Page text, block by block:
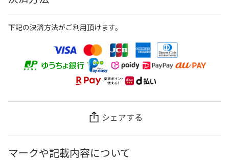
下記の決済方法がご利用頂けます。
シェアする
マークや記載内容について